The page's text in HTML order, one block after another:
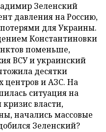
Зеленский
давления на Россию,
для Украины.
Константиновки
поменьше,
ВСУ и украинский
десятки
центров и АЗС. На
ситуация на
власти,
начались массовые
Зеленский?